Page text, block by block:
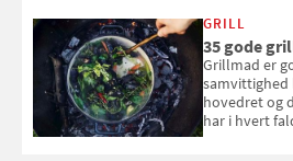
med i
du kan vinde
Esmeralda.
september
GRILL
35 gode
Grillmad er
samvittighed
hovedret og
har i hvert